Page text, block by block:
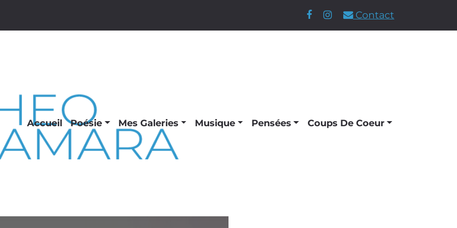
Contact
Accueil Poésie Mes Galeries Musique Pensées Coups De Coeur